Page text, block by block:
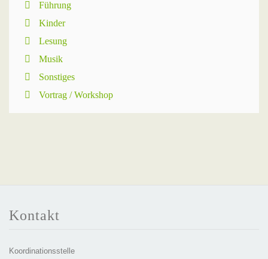
Führung
Kinder
Lesung
Musik
Sonstiges
Vortrag / Workshop
Kontakt
Koordinationsstelle